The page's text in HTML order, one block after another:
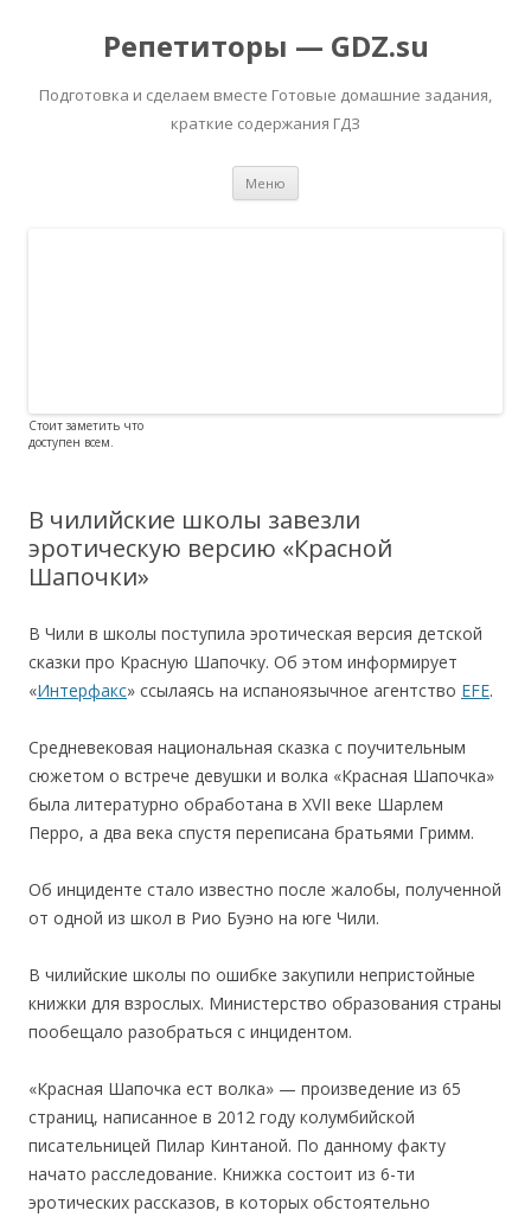
Репетиторы — GDZ.su
Подготовка и сделаем вместе Готовые домашние задания,
краткие содержания ГДЗ
Меню
Стоит заметить что
доступен всем.
В чилийские школы завезли
эротическую версию «Красной
Шапочки»
В Чили в школы поступила эротическая версия детской
сказки про Красную Шапочку. Об этом информирует
«Интерфакс» ссылаясь на испаноязычное агентство EFE.
Средневековая национальная сказка с поучительным
сюжетом о встрече девушки и волка «Красная Шапочка»
была литературно обработана в XVII веке Шарлем
Перро, а два века спустя переписана братьями Гримм.
Об инциденте стало известно после жалобы, полученной
от одной из школ в Рио Буэно на юге Чили.
В чилийские школы по ошибке закупили непристойные
книжки для взрослых. Министерство образования страны
пообещало разобраться с инцидентом.
«Красная Шапочка ест волка» — произведение из 65
страниц, написанное в 2012 году колумбийской
писательницей Пилар Кинтаной. По данному факту
начато расследование. Книжка состоит из 6-ти
эротических рассказов, в которых обстоятельно